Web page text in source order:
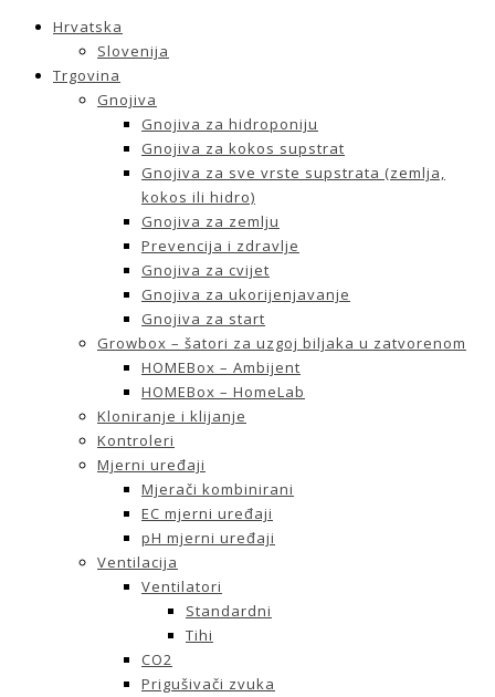
Hrvatska
Slovenija
Trgovina
Gnojiva
Gnojiva za hidroponiju
Gnojiva za kokos supstrat
Gnojiva za sve vrste supstrata (zemlja,
kokos ili hidro)
Gnojiva za zemlju
Prevencija i zdravlje
Gnojiva za cvijet
Gnojiva za ukorijenjavanje
Gnojiva za start
Growbox – šatori za uzgoj biljaka u zatvorenom
HOMEBox – Ambijent
HOMEBox – HomeLab
Kloniranje i klijanje
Kontroleri
Mjerni uređaji
Mjerači kombinirani
EC mjerni uređaji
pH mjerni uređaji
Ventilacija
Ventilatori
Standardni
Tihi
CO2
Prigušivači zvuka